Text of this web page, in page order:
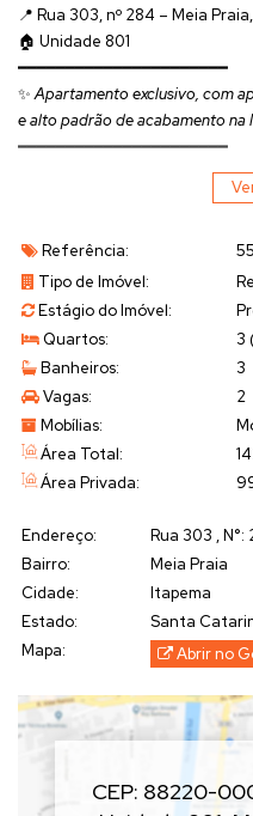
📍 Rua 303, nº 284 – Meia
🏠 Unidade 801
━━━━━━━━━━━━━━━━━━━━━━
✨Apartamento exclusivo, com
e alto padrão de acabamento na
━━━━━━━━━━━━━━━━━━━━━━
• Dormitórios:3 suítes
• Vagas de garagem:
2 vagas
• Data de entrega:Abril/2022
• Construtora:
━━━━━━━━━━━━━━━━━━━━━━
• Living integrado
• Cozinha
• Finamente mobiliado
• Climatizado
• Acabamento em gesso
• Lavabo
• Churrasqueira a carvão
━━━━━━━━━━━━━━━━━━━━━━
🏢O EMPREENDIMENTO
01 apartamento por
• 09 pavimentos
• Hall de entrada decorado
• Portão eletrônico
Referência:
Tipo de Imóvel:
Estágio do Imóvel:
Quartos:
3
Banheiros:
3
Vagas:
2
Mobílias:
Área Total:
Área Privada:
Endereço: Rua 303 ,N°:
Bairro:
Meia Praia
Cidade:
Itapema
Estado:
Santa
Mapa:
Abrir no
CEP: 88220-